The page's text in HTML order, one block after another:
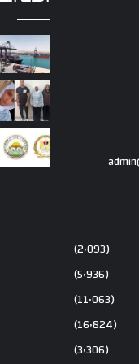
(2٬093)
(5٬936)
(11٬063)
(16٬824)
(3٬306)